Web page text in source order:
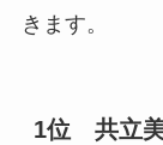
きます。
1位 共立